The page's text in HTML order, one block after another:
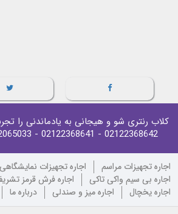
کلاب رنتری شو و هیجانی به یادماندنی را
02122368642
- 02122368641
- 02122065033
اجاره تجهیزات مراسم
اجاره تجهیزات نمایشگاهی
اجاره بی سیم واکی تاکی
اجاره فرش قرمز
اجاره یخچال
اجاره میز و صندلی درباره ما